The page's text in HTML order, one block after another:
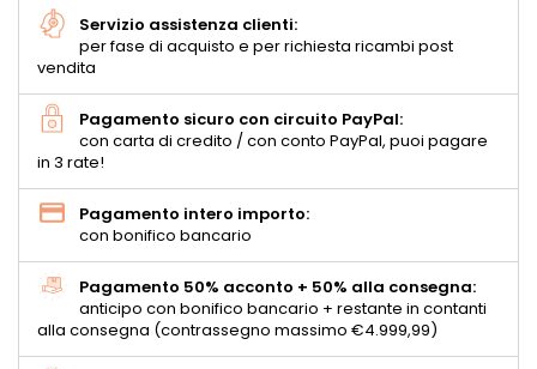
Servizio assistenza clienti:
per fase di acquisto e per richiesta ricambi post
vendita
Pagamento sicuro con circuito PayPal:
con carta di credito / con conto PayPal, puoi pagare
in 3 rate!
Pagamento intero importo:
con bonifico bancario
Pagamento 50% acconto + 50% alla consegna:
anticipo con bonifico bancario + restante in contanti
alla consegna (contrassegno massimo €4.999,99)